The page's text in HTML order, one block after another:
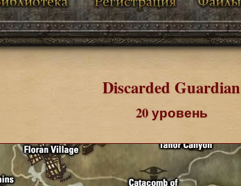
Discarded Guardian
20 уровень